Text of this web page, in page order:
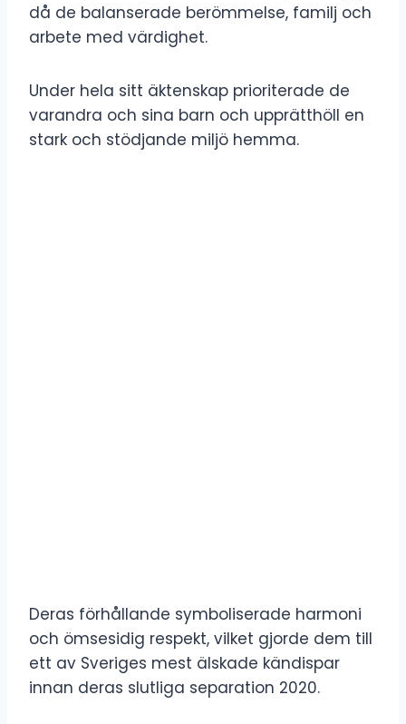
då de balanserade berömmelse, familj och
arbete med värdighet.
Under hela sitt äktenskap prioriterade de
varandra och sina barn och upprätthöll en
stark och stödjande miljö hemma.
Deras förhållande symboliserade harmoni
och ömsesidig respekt, vilket gjorde dem till
ett av Sveriges mest älskade kändispar
innan deras slutliga separation 2020.